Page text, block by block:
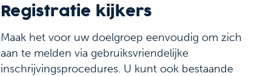
Registratie kijkers
Maak het voor uw doelgroep eenvoudig om zich
aan te melden via gebruiksvriendelijke
inschrijvingsprocedures. U kunt ook bestaande